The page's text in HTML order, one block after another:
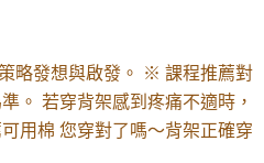
略發想與啟發。 ※ 課程推薦對
。 若穿背架感到疼痛不適時，
用棉 您穿對了嗎～背架正確穿